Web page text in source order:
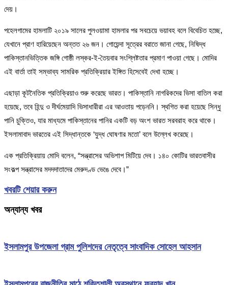
দেয়।
পহেলগামের হামলাটি ২০১৯ সালের পুলওয়ামা হামলার পর সবচেয়ে ভয়াবহ বলে বিবেচিত হচ্ছে,
যেখানে প্রাণ হারিয়েছেন অন্তত ২৬ জন। গোয়েন্দা সূত্রের বরাতে জানা গেছে, নিষিদ্ধ
পাকিস্তানভিত্তিক জঙ্গি গোষ্ঠী লস্কর-ই-তৈয়বার সংশ্লিষ্টতার প্রমাণ পাওয়া গেছে। মোদির
এই বার্তা তাই সম্ভাব্য সামরিক প্রতিক্রিয়ার ইঙ্গিত হিসেবেই দেখা হচ্ছে।
এছাড়া কূটনৈতিক প্রতিক্রিয়াও শুরু করেছে ভারত। পাকিস্তানি নাগরিকদের ভিসা বাতিল করা
হয়েছে, তবে হিন্দু ও দীর্ঘমেয়াদি ভিসাধারীরা এর আওতায় পড়েননি। স্থগিত করা হয়েছে সিন্ধু
পানি চুক্তিও, যার মাধ্যমে পাকিস্তানের পানির একটি বড় অংশ ভারত সরবরাহ করে থাকে।
ইসলামাবাদ ভারতের এই সিদ্ধান্তকে ‘যুদ্ধ ঘোষণার মতো’ বলে উল্লেখ করেছে।
এক প্রতিক্রিয়ায় মোদি বলেন, “সন্ত্রাসের অভিশাপ মিটিয়ে দেব। ১৪০ কোটির ভারতবাসীর
সংকল্প সন্ত্রাসের মদদদাতাদের মেরুদণ্ড ভেঙে দেবে।”
খবরটি শেয়ার করুন
অন্যান্য খবর
ইসলামপুর উপজেলা গ্রাম পুলিশদের নেতৃত্বে সাংবাদিক সোহেল আহসান